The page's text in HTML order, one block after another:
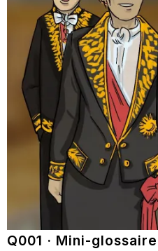
Q001 · Mini-